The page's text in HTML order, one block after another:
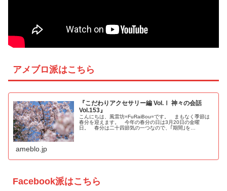
アメブロ派はこちら
『こだわりアクセサリー編 Vol.Ⅰ 神々の会話
Vol.153』
こんにちは、風雷坊=FuRaiBou=です。 まもなく季節は
春分を迎えます。 今年の春分の日は3月20日の金曜
日。 春分は二十四節気の一つなので、｢期間｣を…
ameblo.jp
Facebook派はこちら